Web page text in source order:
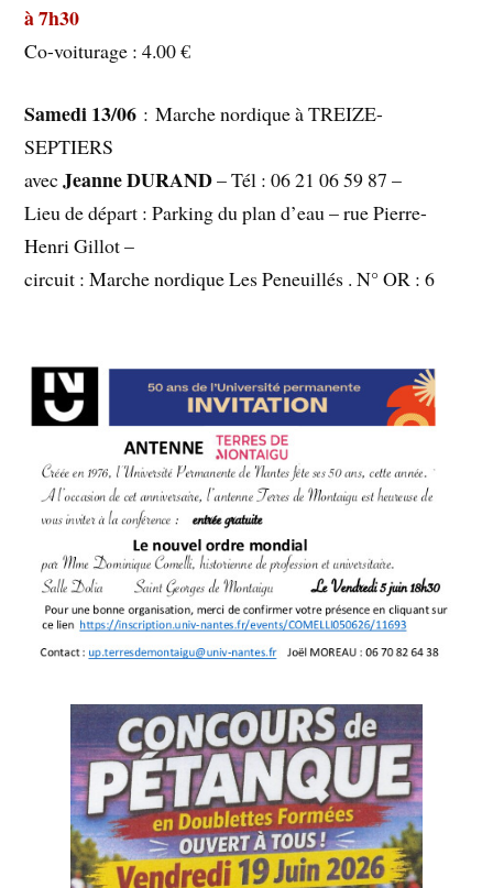
à 7h30
Co-voiturage : 4.00 €
Samedi 13/06 : Marche nordique à TREIZE-
SEPTIERS
avecJeanne DURAND– Tél : 06 21 06 59 87 –
Lieu de départ : Parking du plan d’eau – rue Pierre-
Henri Gillot –
circuit : Marche nordique Les Peneuillés . N° OR : 6